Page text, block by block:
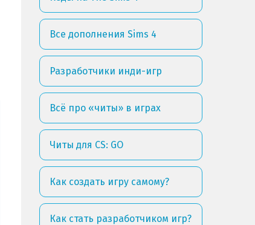
Все дополнения Sims 4
Разработчики инди-игр
Всё про «читы» в играх
Читы для CS: GO
Как создать игру самому?
Как стать разработчиком игр?